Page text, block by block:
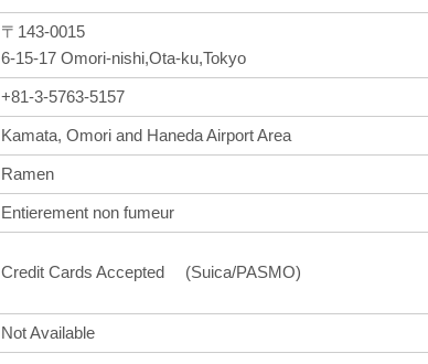
〒143-0015
6-15-17 Omori-nishi,Ota-ku,Tokyo
+81-3-5763-5157
Kamata, Omori and Haneda Airport Area
Ramen
Entierement non fumeur
Credit Cards Accepted (Suica/PASMO)
Not Available